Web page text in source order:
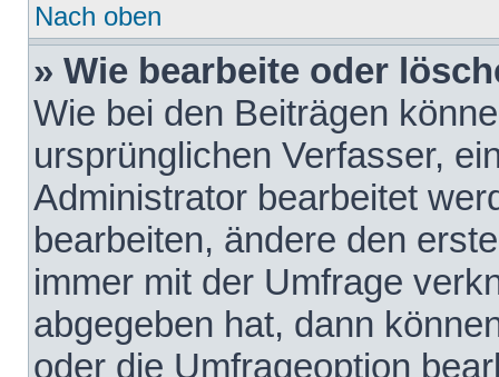
Nach oben
» Wie bearbeite oder
Wie bei den Beiträgen
ursprünglichen Verfasser,
Administrator bearbeitet
bearbeiten, ändere den
immer mit der Umfrage
abgegeben hat, dann
oder die Umfrageoption